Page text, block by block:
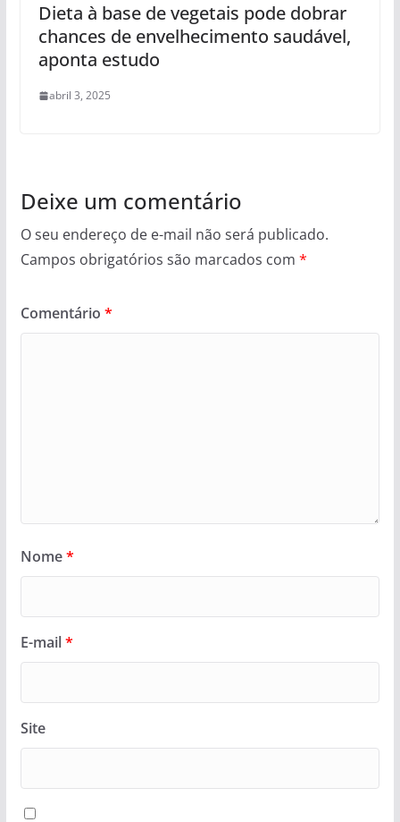
Dieta à base de vegetais pode dobrar
chances de envelhecimento saudável,
aponta estudo
abril 3, 2025
Deixe um comentário
O seu endereço de e-mail não será publicado.
Campos obrigatórios são marcados com *
Comentário *
Nome*
E-mail*
Site